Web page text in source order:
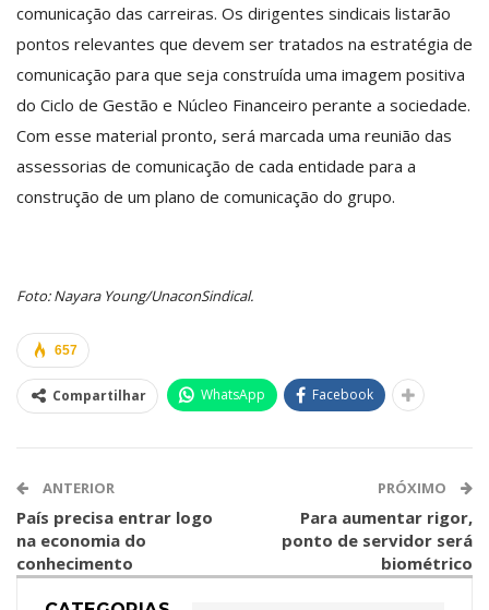
comunicação das carreiras. Os dirigentes sindicais listarão
pontos relevantes que devem ser tratados na estratégia de
comunicação para que seja construída uma imagem positiva
do Ciclo de Gestão e Núcleo Financeiro perante a sociedade.
Com esse material pronto, será marcada uma reunião das
assessorias de comunicação de cada entidade para a
construção de um plano de comunicação do grupo.
Foto: Nayara Young/UnaconSindical.
657
Compartilhar WhatsApp Facebook
ANTERIOR
País precisa entrar logo
na economia do
conhecimento
PRÓXIMO
Para aumentar rigor,
ponto de servidor será
biométrico